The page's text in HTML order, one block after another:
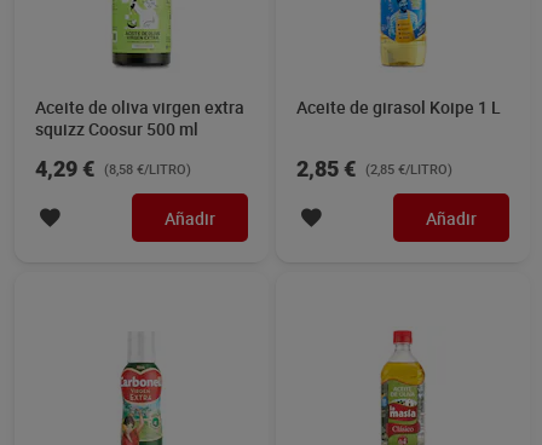
Aceite de oliva virgen extra
squizz Coosur 500 ml
4,29 € (8,58 €/LITRO)
Añadir
Aceite de girasol Koipe 1 L
2,85 € (2,85 €/LITRO)
Añadir